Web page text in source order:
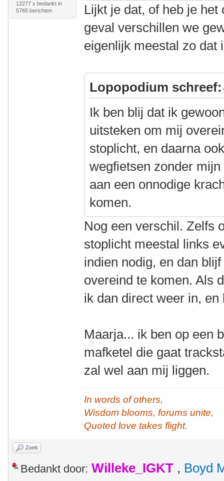
12277 x bedankt in
5765 berichten
Lijkt je dat, of heb je
geval verschillen we
eigenlijk meestal zo dat
Lopopodium schreef:
Ik ben blij dat ik
uitsteken om mij
stoplicht, en daarna
wegfietsen zonder
aan een onnodige
komen.
Nog een verschil. Zelfs
stoplicht meestal links
indien nodig, en dan
overeind te komen. Als
ik dan direct weer in,
Maarja... ik ben op een
mafketel die gaat
zal wel aan mij liggen.
In words of others,
Wisdom blooms, forums unite,
Quoted love takes flight.
Zoek
Bedankt door: Willeke_IGKT , Boyd